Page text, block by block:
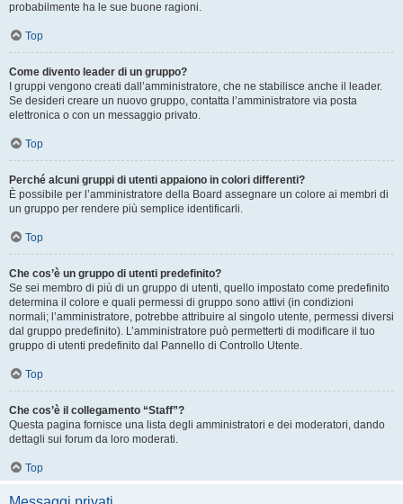
probabilmente ha le sue buone ragioni.
Top
Come divento leader di un gruppo?
I gruppi vengono creati dall’amministratore, che ne stabilisce anche il leader.
Se desideri creare un nuovo gruppo, contatta l’amministratore via posta
elettronica o con un messaggio privato.
Top
Perché alcuni gruppi di utenti appaiono in colori differenti?
È possibile per l’amministratore della Board assegnare un colore ai membri di
un gruppo per rendere più semplice identificarli.
Top
Che cos’è un gruppo di utenti predefinito?
Se sei membro di più di un gruppo di utenti, quello impostato come predefinito
determina il colore e quali permessi di gruppo sono attivi (in condizioni
normali; l’amministratore, potrebbe attribuire al singolo utente, permessi diversi
dal gruppo predefinito). L’amministratore può permetterti di modificare il tuo
gruppo di utenti predefinito dal Pannello di Controllo Utente.
Top
Che cos’è il collegamento “Staff”?
Questa pagina fornisce una lista degli amministratori e dei moderatori, dando
dettagli sui forum da loro moderati.
Top